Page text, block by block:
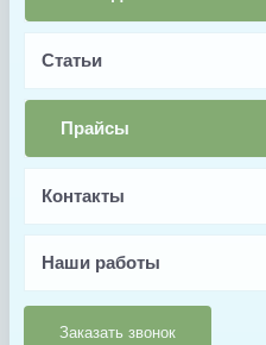
Статьи
Прайсы
Контакты
Наши работы
Заказать звонок
Производитель
Aquaviva
Страна производства